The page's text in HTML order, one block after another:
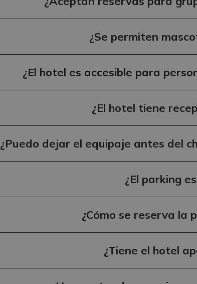
¿Se permiten
¿El hotel es accesible para
¿El hotel tiene
¿Puedo dejar el equipaje antes del
¿El parking
¿Cómo se reserva la
¿Tiene el hotel